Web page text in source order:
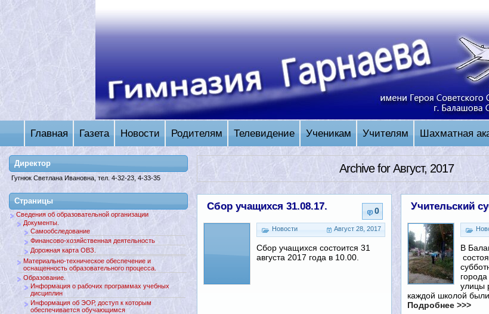
Главная Газета Новости Родителям Телевидение Ученикам Учителям Шахматная
Archive for Август, 2017
0
Сбор учащихся 31.08.17.
Август 28, 2017
Новости
Сбор учащихся состоится 31
августа 2017 года в 10.00.
Учительский
В
улицы
каждой школой
Подробнее >>>
Директор
Гугнюк Светлана Ивановна, тел. 4-32-23, 4-33-35
Страницы
Сведения об образовательной организации
Документы.
Самообследование
Финансово-хозяйственная деятельность
Дорожная карта ОВЗ.
Материально-техническое обеспечение и
оснащенность образовательного процесса.
Образование.
Информация о рабочих программах учебных
дисциплин
Информация об ЭОР, доступ к которым
обеспечивается обучающимся